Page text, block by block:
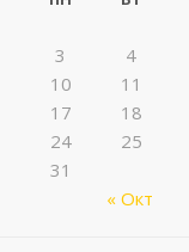
« Окт
3
4
10
11
17
18
24
25
31